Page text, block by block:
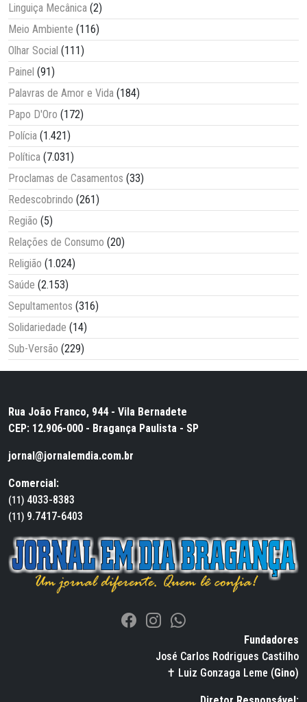
Linguiça Mecânica (2)
Meio Ambiente (116)
Olhar Social (111)
Painel (91)
Palavras de Amor e Vida (184)
Papo D'Oro (172)
Polícia (1.421)
Política (7.031)
Proclamas de Casamentos (33)
Redescobrindo (261)
Região (5)
Relações de Consumo (20)
Religião (1.024)
Saúde (2.153)
Sepultamentos (316)
Solidariedade (14)
Sub-Versão (229)
Rua João Franco, 944 - Vila Bernadete
CEP: 12.906-000 - Bragança Paulista - SP
jornal@jornalemdia.com.br
Comercial:
(11) 4033-8383
(11) 9.7417-6403
Fundadores
José Carlos Rodrigues Castilho
✝ Luiz Gonzaga Leme (Gino)